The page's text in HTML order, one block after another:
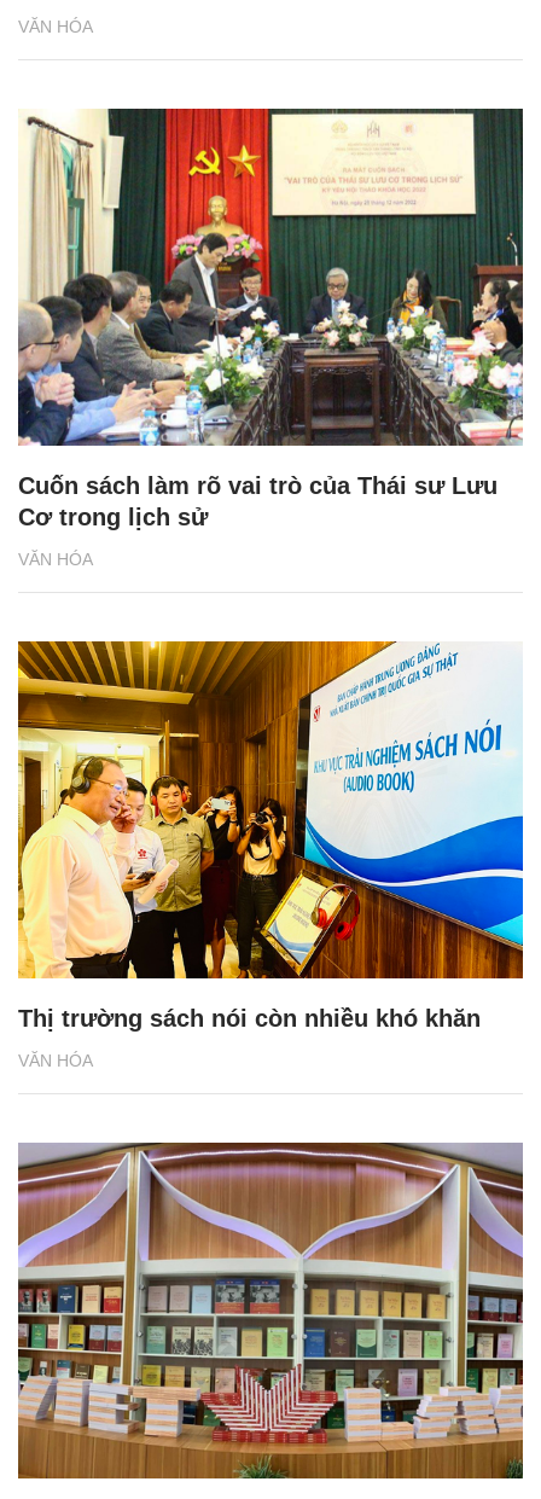
VĂN HÓA
VĂN HÓA
Cuốn sách làm rõ vai trò của Thái sư Lưu
Cơ trong lịch sử
VĂN HÓA
Thị trường sách nói còn nhiều khó khăn